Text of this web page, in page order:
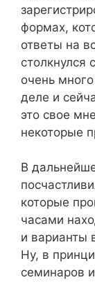
формах,
ответы на
столкнулся
очень
деле и
это свое
некоторые
В
которые
часами
и варианты
Ну, в
семинаров